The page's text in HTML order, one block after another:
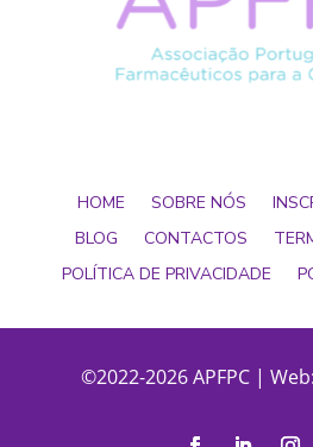
HOME SOBRE NÓS
BLOG
CONTACTOS
POLÍTICA DE PRIVACIDADE
©2022-2026 APFPC | Web: